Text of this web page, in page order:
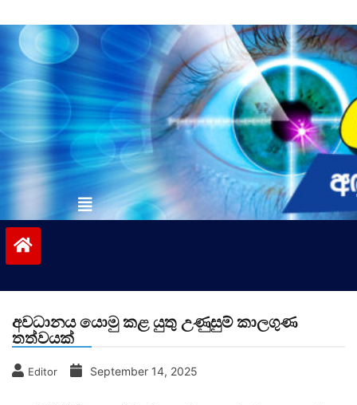
to
contentvinivida.lk
අවධානය යොමු කළ යුතු උණුසුම් කාලගුණ
තත්වයක්
Editor September 14, 2025